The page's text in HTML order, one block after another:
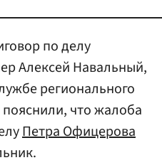
по делу
Алексей Навальный,
регионального
пояснили, что жалоба
Петра Офицерова